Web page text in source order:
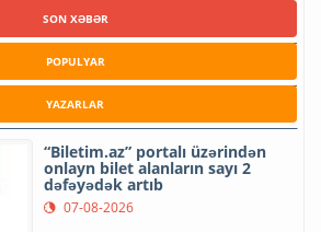
SON XƏBƏR
POPULYAR
YAZARLAR
“Biletim.az” portalı üzərindən
onlayn bilet alanların sayı 2
dəfəyədək artıb
07-08-2026